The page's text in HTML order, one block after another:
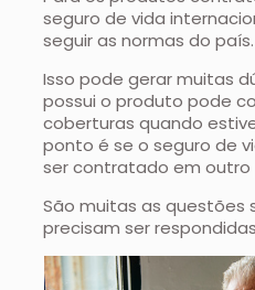
seguro de vida
seguir as normas do país.
Isso pode gerar muitas
possui o produto pode
coberturas quando
ponto é se o seguro de
ser contratado em outro
São muitas as questões
precisam ser